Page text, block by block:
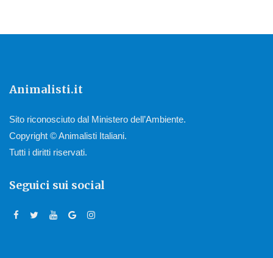
Animalisti.it
Sito riconosciuto dal Ministero dell’Ambiente.
Copyright © Animalisti Italiani.
Tutti i diritti riservati.
Seguici sui social